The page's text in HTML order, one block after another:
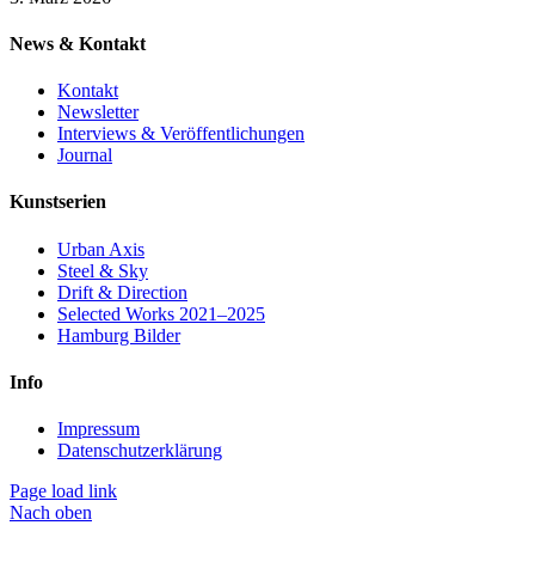
News & Kontakt
Kontakt
Newsletter
Interviews & Veröffentlichungen
Journal
Kunstserien
Urban Axis
Steel & Sky
Drift & Direction
Selected Works 2021–2025
Hamburg Bilder
Info
Impressum
Datenschutzerklärung
Page load link
Nach oben